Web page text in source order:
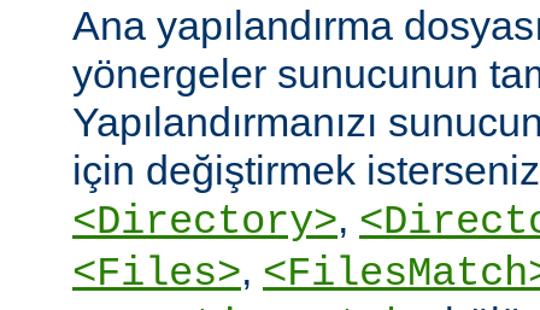
Ana yapılandırma
yönergeler sunucunun
Yapılandırmanızı
için değiştirmek
<Directory>,
<Files>,